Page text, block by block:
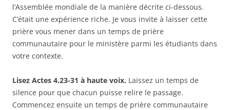
l’Assemblée mondiale de la manière décrite ci-dessous.
C’était une expérience riche. Je vous invite à laisser cette
prière vous mener dans un temps de prière
communautaire pour le ministère parmi les étudiants dans
votre contexte.
Lisez Actes 4.23-31 à haute voix. Laissez un temps de
silence pour que chacun puisse relire le passage.
Commencez ensuite un temps de prière communautaire